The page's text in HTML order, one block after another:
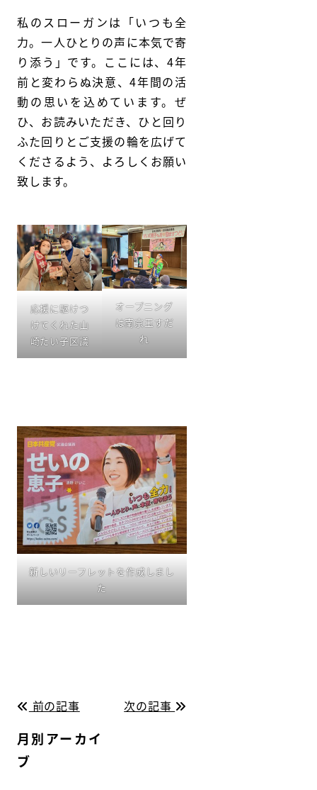
私のスローガンは「いつも全
力。一人ひとりの声に本気で寄
り添う」です。ここには、4年
前と変わらぬ決意、4年間の活
動の思いを込めています。ぜ
ひ、お読みいただき、ひと回り
ふた回りとご支援の輪を広げて
くださるよう、よろしくお願い
致します。
応援に駆けつ
けてくれた山
崎たい子区議
オープニング
は南京玉すだ
れ
新しいリーフレットを作成しまし
た
前の記事 次の記事
月別アーカイ
ブ